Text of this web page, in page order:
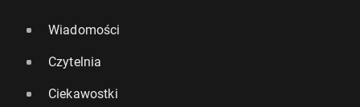
Wiadomości
Czytelnia
Ciekawostki